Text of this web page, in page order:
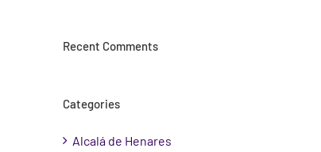
Recent Comments
Categories
Alcalá de Henares